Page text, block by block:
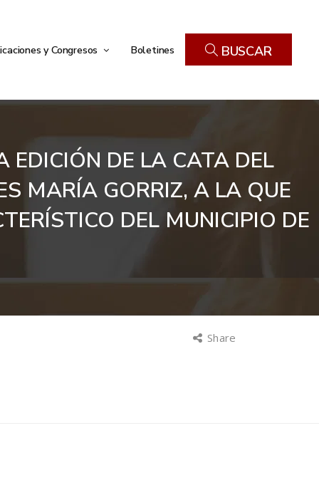
y Congresos Boletines BUSCAR
EDICIÓN DE LA CATA DEL
MARÍA GORRIZ, A LA QUE
DEL MUNICIPIO DE
Share